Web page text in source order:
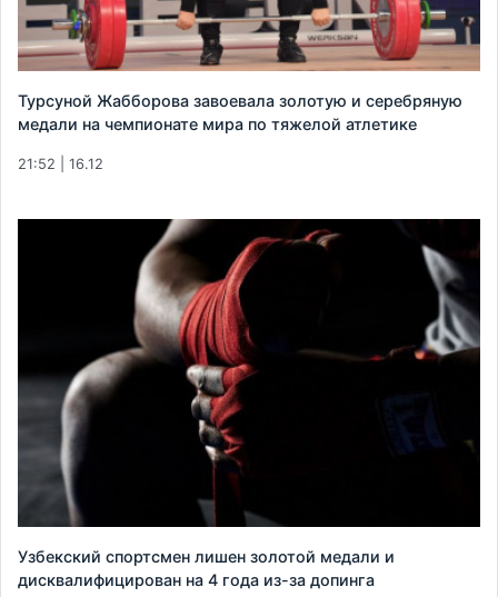
Турсуной Жабборова завоевала золотую и серебряную
медали на чемпионате мира по тяжелой атлетике
21:52 | 16.12
Узбекский спортсмен лишен золотой медали и
дисквалифицирован на 4 года из-за допинга